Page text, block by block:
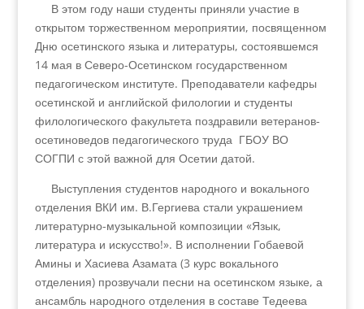
В этом году наши студенты приняли участие в
открытом торжественном мероприятии, посвященном
Дню осетинского языка и литературы, состоявшемся
14 мая в Северо-Осетинском государственном
педагогическом институте. Преподаватели кафедры
осетинской и английской филологии и студенты
филологического факультета поздравили ветеранов-
осетиноведов педагогического труда ГБОУ ВО
СОГПИ с этой важной для Осетии датой.
Выступления студентов народного и вокального
отделения ВКИ им. В.Гергиева стали украшением
литературно-музыкальной композиции «Язык,
литература и искусство!». В исполнении Гобаевой
Амины и Хасиева Азамата (3 курс вокального
отделения) прозвучали песни на осетинском языке, а
ансамбль народного отделения в составе Тедеева